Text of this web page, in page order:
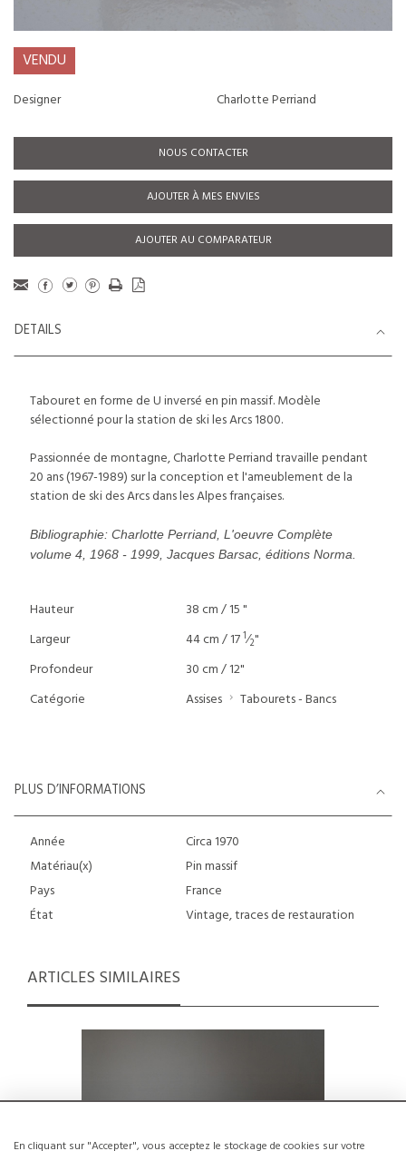
En cliquant sur "Accepter", vous acceptez le stockage de cookies sur votre
VENDU
Designer Charlotte Perriand
NOUS CONTACTER
AJOUTER À MES ENVIES
AJOUTER AU COMPARATEUR
DETAILS
Tabouret en forme de U inversé en pin massif. Modèle
sélectionné pour la station de ski les Arcs 1800.
Passionnée de montagne, Charlotte Perriand travaille pendant
20 ans (1967-1989) sur la conception et l'ameublement de la
station de ski des Arcs dans les Alpes françaises.
Bibliographie: Charlotte Perriand, L'oeuvre Complète
volume 4, 1968 - 1999, Jacques Barsac, éditions Norma.
Hauteur
38 cm / 15 "
Largeur
44 cm / 171⁄2"
Profondeur
30 cm / 12"
Catégorie
Assises Tabourets - Bancs
PLUS D’INFORMATIONS
Année
Circa 1970
Matériau(x)
Pin massif
Pays
France
État
Vintage, traces de restauration
ARTICLES SIMILAIRES